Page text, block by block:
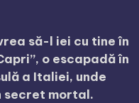
să-l iei cu tine în
o escapadă în
a Italiei, unde
secret mortal.